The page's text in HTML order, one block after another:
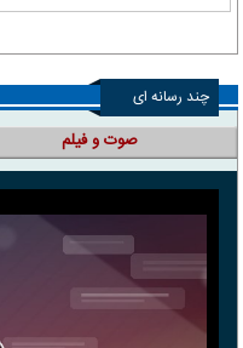
چند رسانه ای
صوت و فیلم